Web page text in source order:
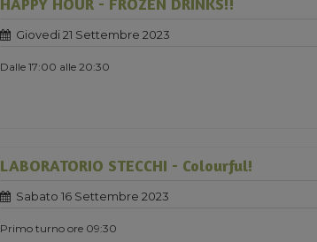
Giovedi 21 Settembre 2023
Dalle 17:00 alle 20:30
LABORATORIO STECCHI - Colourful!
Sabato 16 Settembre 2023
Primo turno ore 09:30